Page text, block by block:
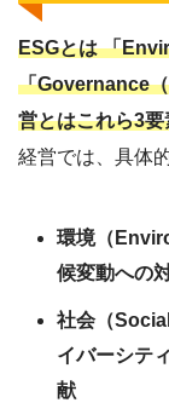
ESGとは 「
「Governance
営とはこれら3
経営では、具体
環境（
候変動への
社会（
イバーシテ
献